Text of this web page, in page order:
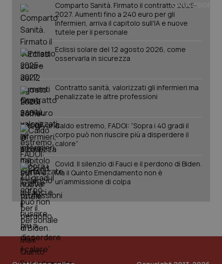
Comparto Sanità. Firmato il contratto 2025-
2027. Aumenti fino a 240 euro per gli
infermieri, arriva il capitolo sull'IA e nuove
tutele per il personale
Eclissi solare del 12 agosto 2026, come
osservarla in sicurezza
Contratto sanità, valorizzati gli infermieri ma
penalizzate le altre professioni
Caldo estremo, FADOI: “Sopra i 40 gradi il
corpo può non riuscire più a disperdere il
calore”
Covid. Il silenzio di Fauci e il perdono di Biden.
Ma il Quinto Emendamento non è
un’ammissione di colpa
PHPSESSID
PHP.net
_ga_KM60CM4NPH
mese